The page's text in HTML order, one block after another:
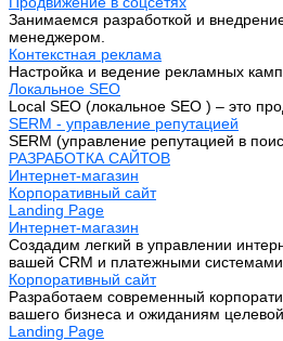
Занимаемся разработкой и
менеджером.
Контекстная реклама
Настройка и ведение рекламных
Локальное SEO
Local SEO (локальное SEO ) – это
SERM - управление репутацией
SERM (управление репутацией в
РАЗРАБОТКА САЙТОВ
Интернет-магазин
Корпоративный сайт
Landing Page
Интернет-магазин
Создадим легкий в управлении
вашей CRM и платежными
Корпоративный сайт
Разработаем современный
вашего бизнеса и ожиданиям целевой
Landing Page